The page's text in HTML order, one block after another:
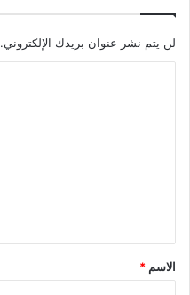
لن يتم نشر عنوان بريدك الإلكتروني.
*
الاسم *